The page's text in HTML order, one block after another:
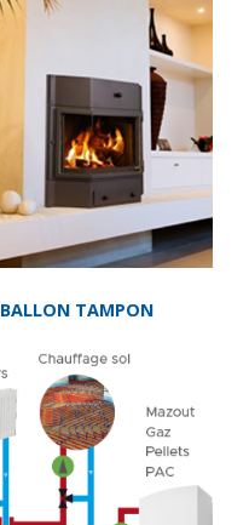
TAMPON